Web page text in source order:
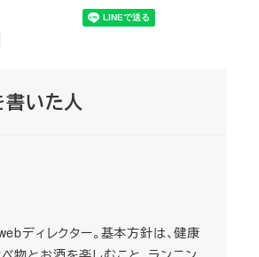
書いた人
ディレクター。基本方針は、健康